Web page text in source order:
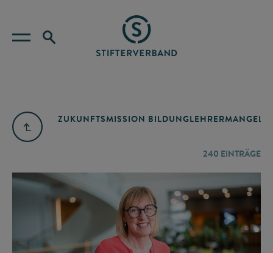
ZUKUNFTSMISSION BILDUNGLEHRERMANGEL
240 EINTRÄGE